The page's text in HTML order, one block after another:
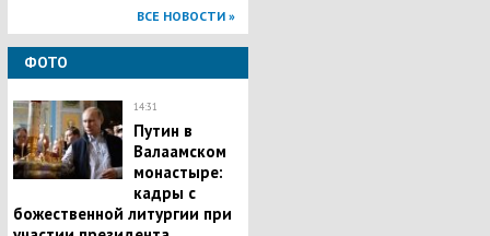
ВСЕ НОВОСТИ »
ФОТО
14:31
Путин в
Валаамском
монастыре:
кадры с
божественной литургии при